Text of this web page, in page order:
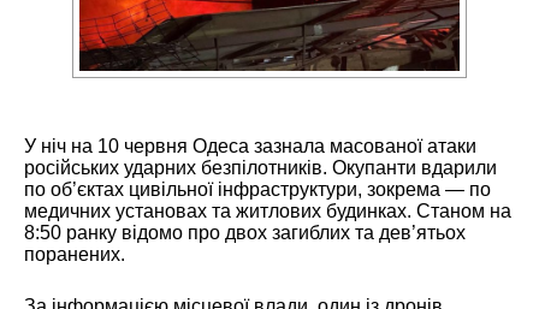
У ніч на 10 червня Одеса зазнала масованої атаки
російських ударних безпілотників. Окупанти вдарили
по об’єктах цивільної інфраструктури, зокрема — по
медичних установах та житлових будинках. Станом на
8:50 ранку відомо про двох загиблих та дев’ятьох
поранених.